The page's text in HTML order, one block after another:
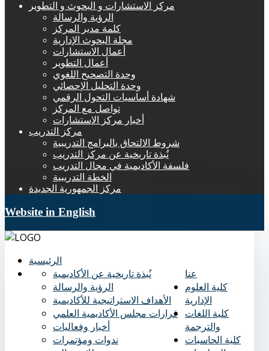
مركز الاستشارات و البحوث و التطوير
الرؤية والرسالة
كلمة مدير المركز
مجلة البحوث الإدارية
أعمال الاستشارات
أعمال التطوير
وحدة التصحيح اللغوي
وحدة التحليل الإحصائي
شهادة أساسيات التحول الرقمي
تواصل مع المركز
أخبار مركز الاستشارات
مركز التدريب
شروط الالتحاق بالبرامج التدريبية
نُبذة تاريخية عن مركز التدريب
فلسفة الأكاديمية في مجال التدريب
الخطة التدريبية
مركز الجمهورية الجديدة
Website in English
الرئيسية
عنا
نُبذة تاريخية عن الأكاديمية
الرؤية والرسالة
الأهداف الاستراتيجية للأكاديمية
قرارات مجلس الأكاديمية العلمي
أخبار وفعاليات
ندوات ومؤتمرات
كلية العلوم
الإدارية
كلية اللغات
والترجمة
كلية الحاسبات